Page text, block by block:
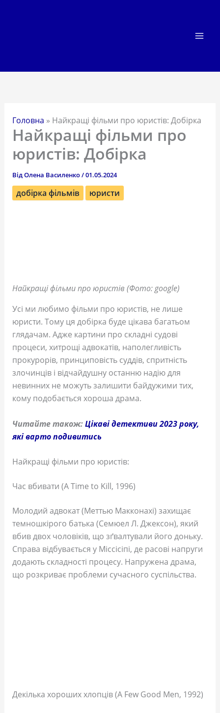
Головна » Найкращі фільми про юристів: Добірка
Найкращі фільми про
юристів: Добірка
ВідОлена Василенко/01.05.2024
добірка фільмів юристи
Найкращі фільми про юристів (Фото: google)
Усі ми любимо фільми про юристів, не лише
юристи. Тому ця добірка буде цікава багатьом
глядачам. Адже картини про складні судові
процеси, хитрощі адвокатів, наполегливість
прокурорів, принциповість суддів, спритність
злочинців і відчайдушну останню надію для
невинних не можуть залишити байдужими тих,
кому подобається хороша драма.
Читайте також:Цікаві детективи 2023 року,
які варто подивитись
Найкращі фільми про юристів:
Час вбивати (A Time to Kill, 1996)
Молодий адвокат (Меттью Макконахі) захищає
темношкірого батька (Семюел Л. Джексон), який
вбив двох чоловіків, що зґвалтували його доньку.
Справа відбувається у Міссісіпі, де расові напруги
додають складності процесу. Напружена драма,
що розкриває проблеми сучасного суспільства.
Декілька хороших хлопців (A Few Good Men, 1992)